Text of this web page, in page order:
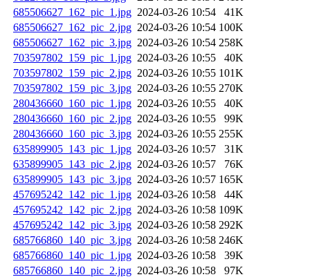
685506627_162_pic_1.jpg 2024-03-26 10:54
41K
685506627_162_pic_2.jpg 2024-03-26 10:54 100K
685506627_162_pic_3.jpg 2024-03-26 10:54 258K
703597802_159_pic_1.jpg 2024-03-26 10:55
40K
703597802_159_pic_2.jpg 2024-03-26 10:55 101K
703597802_159_pic_3.jpg 2024-03-26 10:55 270K
280436660_160_pic_1.jpg 2024-03-26 10:55
40K
280436660_160_pic_2.jpg 2024-03-26 10:55
99K
280436660_160_pic_3.jpg 2024-03-26 10:55 255K
635899905_143_pic_1.jpg 2024-03-26 10:57
31K
635899905_143_pic_2.jpg 2024-03-26 10:57
76K
635899905_143_pic_3.jpg 2024-03-26 10:57 165K
457695242_142_pic_1.jpg 2024-03-26 10:58
44K
457695242_142_pic_2.jpg 2024-03-26 10:58 109K
457695242_142_pic_3.jpg 2024-03-26 10:58 292K
685766860_140_pic_3.jpg 2024-03-26 10:58 246K
685766860_140_pic_1.jpg 2024-03-26 10:58
39K
685766860_140_pic_2.jpg 2024-03-26 10:58
97K